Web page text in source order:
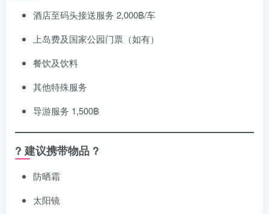
酒店至码头接送服务 2,000฿/车
上岛费及国家公园门票（如有）
餐饮及饮料
其他特殊服务
导游服务 1,500฿
? 建议携带物品 ?
防晒霜
太阳镜